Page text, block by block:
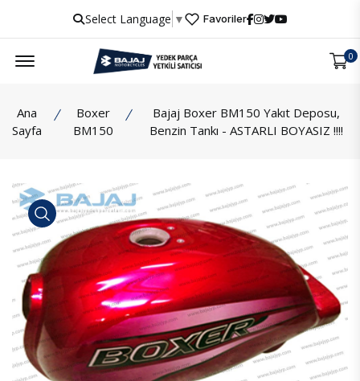
Select Language ▼ Favoriler
0
Ana
Sayfa
Boxer
BM150
Bajaj Boxer BM150 Yakıt Deposu,
Benzin Tankı - ASTARLI BOYASIZ !!!!
İncele